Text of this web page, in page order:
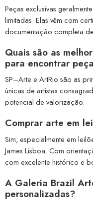
Peças exclusivas
limitadas. Elas vêm com
documentação completa
Quais são as
para encontrar
SP–Arte e ArtRio são as
únicas de artistas
potencial de valorização.
Comprar arte em
Sim, especialmente em
James Lisboa. Com
com excelente histórico e
A Galeria Brazil
personalizadas?